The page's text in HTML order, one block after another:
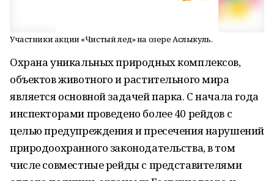
Участники акции «Чистый лед» на озере Аслыкуль.
Охрана уникальных природных комплексов,
объектов животного и растительного мира
является основной задачей парка. С начала года
инспекторами проведено более 40 рейдов с
целью предупреждения и пресечения нарушений
природоохранного законодательства, в том
числе совместные рейды с представителями